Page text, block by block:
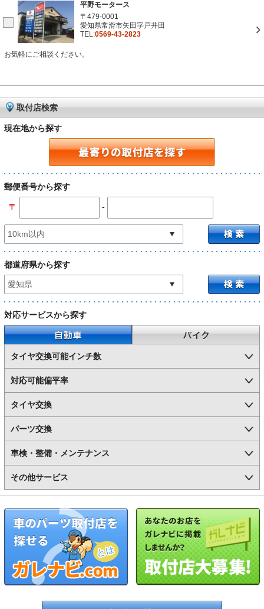
平野モータース
〒479-0001
愛知県常滑市矢田字戸井田
TEL:0569-43-2823
お気軽にご相談ください。
取付店検索
現在地から探す
郵便番号から探す
〒 -
都道府県から探す
対応サービスから探す
自動車
タイヤ交換可能インチ数
対応可能偏平率
タイヤ交換
パーツ交換
車検・整備・メンテナンス
その他サービス